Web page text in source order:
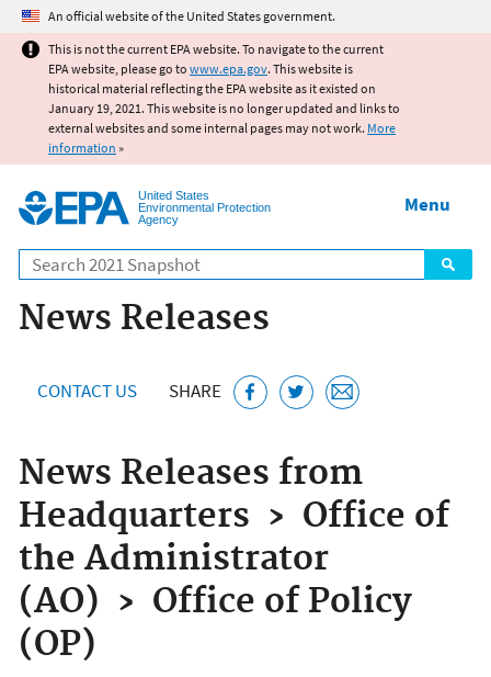
Jump to main content
An official website of the United States government.
This is not the current EPA website. To navigate to the current
EPA website, please go to www.epa.gov. This website is
historical material reflecting the EPA website as it existed on
January 19, 2021. This website is no longer updated and links to
external websites and some internal pages may not work. More
information »
United States
Environmental Protection
Agency
Search
Menu
News Releases
CONTACT US SHARE
News Releases from
Headquarters › Office of
the Administrator
(AO) › Office of Policy
(OP)